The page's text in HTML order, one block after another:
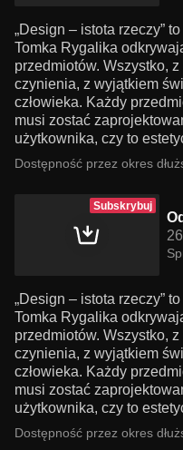
„Design – istota rzeczy”
Tomka Rygalika
przedmiotów. Wszystko,
czynienia, z wyjątkiem
człowieka. Każdy
musi zostać
użytkownika, czy to
Dostępność przez okres
Subskrybuj
„Design – istota rzeczy”
Tomka Rygalika
przedmiotów. Wszystko,
czynienia, z wyjątkiem
człowieka. Każdy
musi zostać
użytkownika, czy to
Dostępność przez okres